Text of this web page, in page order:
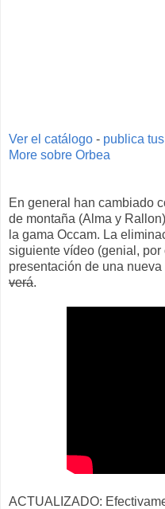
Ver el catálogo - publica
More sobre Orbea
En general han cambiado
de montaña (Alma y
la gama Occam. La
siguiente vídeo (genial,
presentación de una
verá.
ACTUALIZADO: